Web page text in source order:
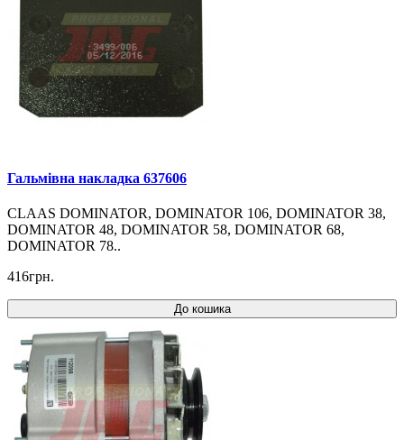
Гальмівна накладка 637606
CLAAS DOMINATOR, DOMINATOR 106, DOMINATOR 38,
DOMINATOR 48, DOMINATOR 58, DOMINATOR 68,
DOMINATOR 78..
416грн.
До кошика